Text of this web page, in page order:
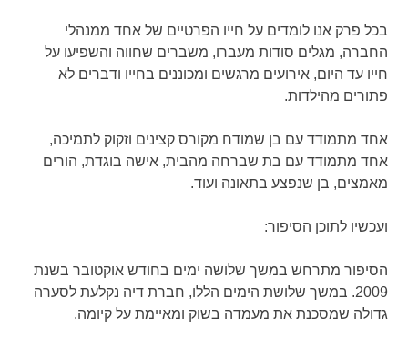
בכל פרק אנו לומדים על חייו הפרטיים של אחד ממנהלי
החברה, מגלים סודות מעברו, משברים שחווה והשפיעו על
חייו עד היום, אירועים מרגשים ומכוננים בחייו ודברים לא
פתורים מהילדות.
אחד מתמודד עם בן שמודח מקורס קצינים וזקוק לתמיכה,
אחד מתמודד עם בת שברחה מהבית, אישה בוגדת, הורים
מאמצים, בן שנפצע בתאונה ועוד.
ועכשיו לתוכן הסיפור:
הסיפור מתרחש במשך שלושה ימים בחודש אוקטובר בשנת
2009. במשך שלושת הימים הללו, חברת דיה נקלעת לסערה
גדולה שמסכנת את מעמדה בשוק ומאיימת על קיומה.